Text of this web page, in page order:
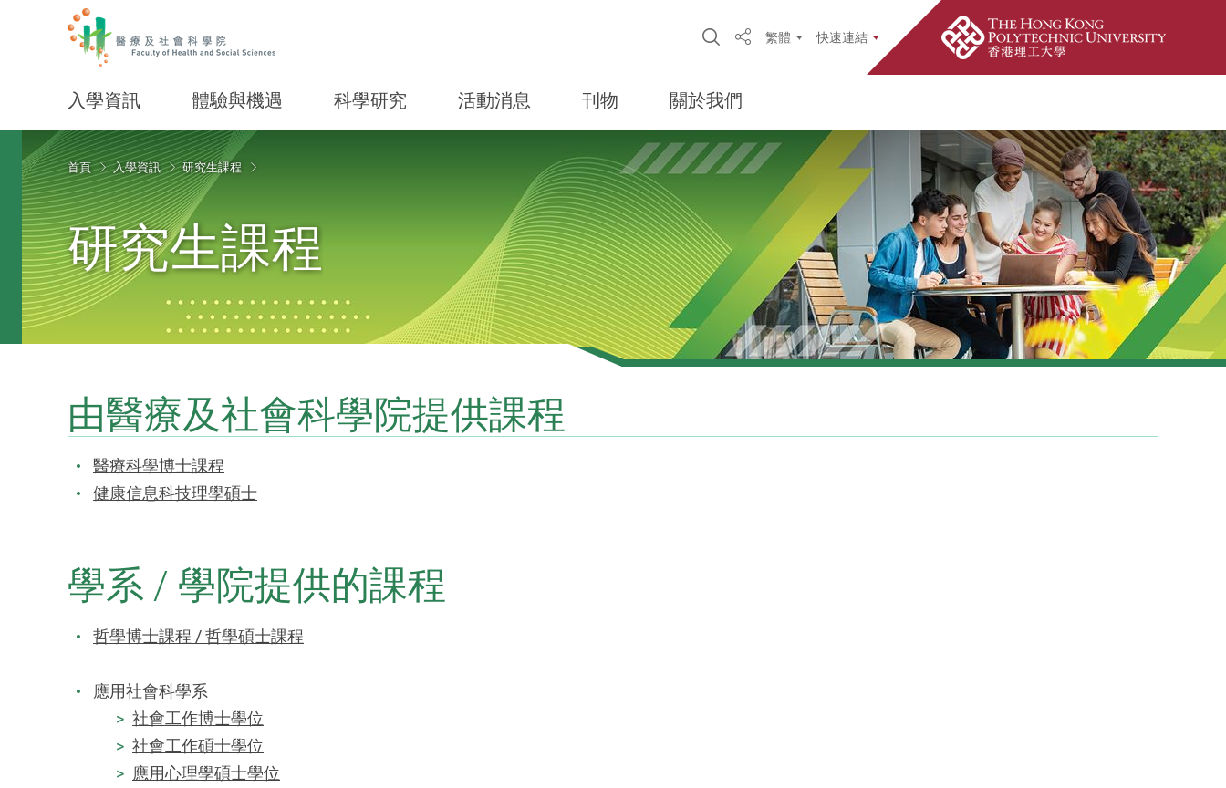
Open Site Search Popup
Share繁體 快速連結
入學資訊 體驗與機遇 科學研究 活動消息 刊物 關於我們
Start main content
首頁 入學資訊 研究生課程
研究生課程
由醫療及社會科學院提供課程
醫療科學博士課程
健康信息科技理學碩士
學系 / 學院提供的課程
哲學博士課程 / 哲學碩士課程
應用社會科學系
社會工作博士學位
社會工作碩士學位
應用心理學碩士學位